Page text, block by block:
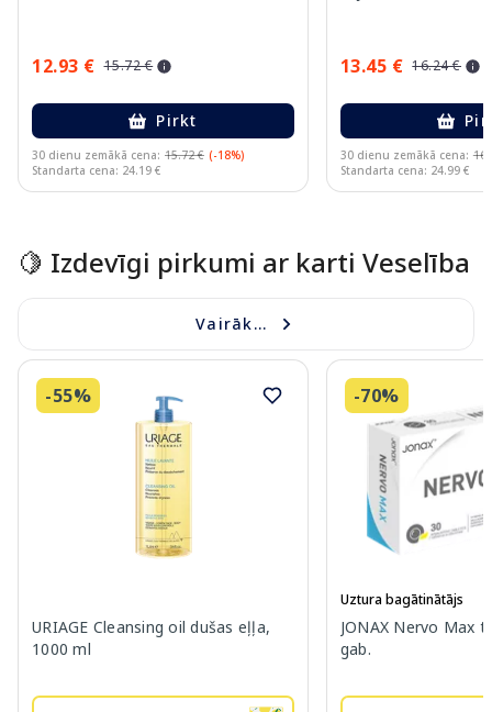
12.93 € 15.72 €
Pirkt
30 dienu zemākā cena: 15.72 € (-18%)
Standarta cena: 24.19 €
13.45 € 16.24 €
30 dienu zemākā cena:
Standarta cena: 24.99 €
🍋 Izdevīgi pirkumi ar karti Veselība
Vairāk...
-55%
URIAGE Cleansing oil dušas eļļa,
1000 ml
-70%
Uztura bagātinātājs
JONAX Nervo Max
gab.